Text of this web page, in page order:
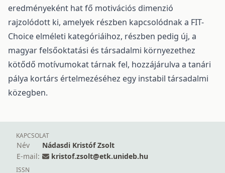
eredményeként hat fő motivációs dimenzió
rajzolódott ki, amelyek részben kapcsolódnak a FIT-
Choice elméleti kategóriáihoz, részben pedig új, a
magyar felsőoktatási és társadalmi környezethez
kötődő motívumokat tárnak fel, hozzájárulva a tanári
pálya kortárs értelmezéséhez egy instabil társadalmi
közegben.
KAPCSOLAT
Név
Nádasdi Kristóf Zsolt
E-mail:
kristof.zsolt@etk.unideb.hu
ISSN